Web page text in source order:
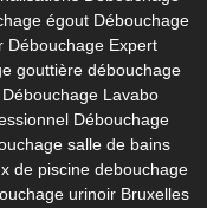
égout Débouchage
Débouchage Expert
gouttière débouchage
Débouchage Lavabo
Débouchage
salle de bains
de piscine debouchage
urinoir Bruxelles